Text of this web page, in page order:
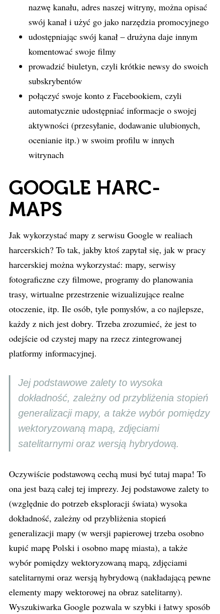
nazwę kanału, adres naszej witryny, można opisać
swój kanał i użyć go jako narzędzia promocyjnego
udostępniając swój kanał – drużyna daje innym
komentować swoje filmy
prowadzić biuletyn, czyli krótkie newsy do swoich
subskrybentów
połączyć swoje konto z Facebookiem, czyli
automatycznie udostępniać informacje o swojej
aktywności (przesyłanie, dodawanie ulubionych,
ocenianie itp.) w swoim profilu w innych
witrynach
GOOGLE HARC-
MAPS
Jak wykorzystać mapy z serwisu Google w realiach
harcerskich? To tak, jakby ktoś zapytał się, jak w pracy
harcerskiej można wykorzystać: mapy, serwisy
fotograficzne czy filmowe, programy do planowania
trasy, wirtualne przestrzenie wizualizujące realne
otoczenie, itp. Ile osób, tyle pomysłów, a co najlepsze,
każdy z nich jest dobry. Trzeba zrozumieć, że jest to
odejście od czystej mapy na rzecz zintegrowanej
platformy informacyjnej.
Jej podstawowe zalety to wysoka
dokładność, zależny od przybliżenia stopień
generalizacji mapy, a także wybór pomiędzy
wektoryzowaną mapą, zdjęciami
satelitarnymi oraz wersją hybrydową.
Oczywiście podstawową cechą musi być tutaj mapa! To
ona jest bazą całej tej imprezy. Jej podstawowe zalety to
(względnie do potrzeb eksploracji świata) wysoka
dokładność, zależny od przybliżenia stopień
generalizacji mapy (w wersji papierowej trzeba osobno
kupić mapę Polski i osobno mapę miasta), a także
wybór pomiędzy wektoryzowaną mapą, zdjęciami
satelitarnymi oraz wersją hybrydową (nakładającą pewne
elementy mapy wektorowej na obraz satelitarny).
Wyszukiwarka Google pozwala w szybki i łatwy sposób